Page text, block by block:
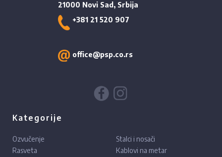
21000 Novi Sad, Srbija
+381 21 520 907
office@psp.co.rs
Kategorije
Ozvučenje
Rasveta
Stalci i nosači
Kablovi na metar